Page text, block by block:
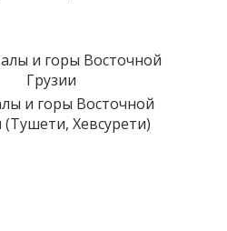
и горы Восточной
(Тушети, Хевсурети)